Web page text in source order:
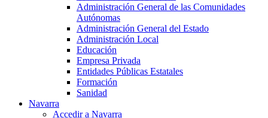
Administración General de las Comunidades
Autónomas
Administración General del Estado
Administración Local
Educación
Empresa Privada
Entidades Públicas Estatales
Formación
Sanidad
Navarra
Accedir a Navarra